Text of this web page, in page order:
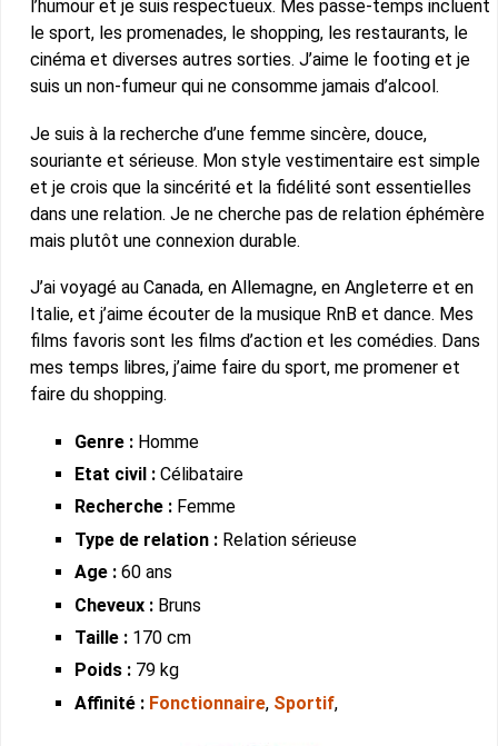
l’humour et je suis respectueux. Mes passe-temps incluent
le sport, les promenades, le shopping, les restaurants, le
cinéma et diverses autres sorties. J’aime le footing et je
suis un non-fumeur qui ne consomme jamais d’alcool.
Je suis à la recherche d’une femme sincère, douce,
souriante et sérieuse. Mon style vestimentaire est simple
et je crois que la sincérité et la fidélité sont essentielles
dans une relation. Je ne cherche pas de relation éphémère
mais plutôt une connexion durable.
J’ai voyagé au Canada, en Allemagne, en Angleterre et en
Italie, et j’aime écouter de la musique RnB et dance. Mes
films favoris sont les films d’action et les comédies. Dans
mes temps libres, j’aime faire du sport, me promener et
faire du shopping.
Genre : Homme
Etat civil : Célibataire
Recherche : Femme
Type de relation : Relation sérieuse
Age : 60 ans
Cheveux : Bruns
Taille : 170 cm
Poids : 79 kg
Affinité : Fonctionnaire, Sportif,